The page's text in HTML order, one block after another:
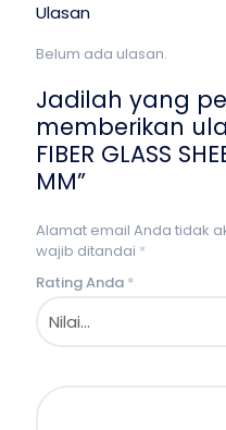
Ulasan
Belum ada ulasan.
Jadilah yang
memberikan
FIBER GLASS
MM”
Alamat email Anda tidak
wajib ditandai *
Rating Anda *